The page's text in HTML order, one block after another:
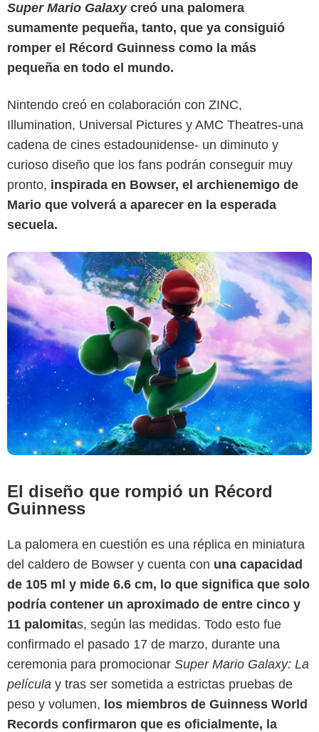
Super Mario Galaxycreó una palomera
sumamente pequeña, tanto, que ya consiguió
romper el Récord Guinness como la más
pequeña en todo el mundo.
Nintendo creó en colaboración con ZINC,
Illumination, Universal Pictures y AMC Theatres-una
cadena de cines estadounidense- un diminuto y
curioso diseño que los fans podrán conseguir muy
pronto, inspirada en Bowser, el archienemigo de
Mario que volverá a aparecer en la esperada
secuela.
Illumination
El diseño que rompió un Récord
Guinness
La palomera en cuestión es una réplica en miniatura
del caldero de Bowser y cuenta con una capacidad
de 105 ml y mide 6.6 cm, lo que significa que solo
podría contener un aproximado de entre cinco y
11 palomitas, según las medidas. Todo esto fue
confirmado el pasado 17 de marzo, durante una
ceremonia para promocionar Super Mario Galaxy: La
película y tras ser sometida a estrictas pruebas de
peso y volumen, los miembros de Guinness World
Records confirmaron que es oficialmente, la
Level Up